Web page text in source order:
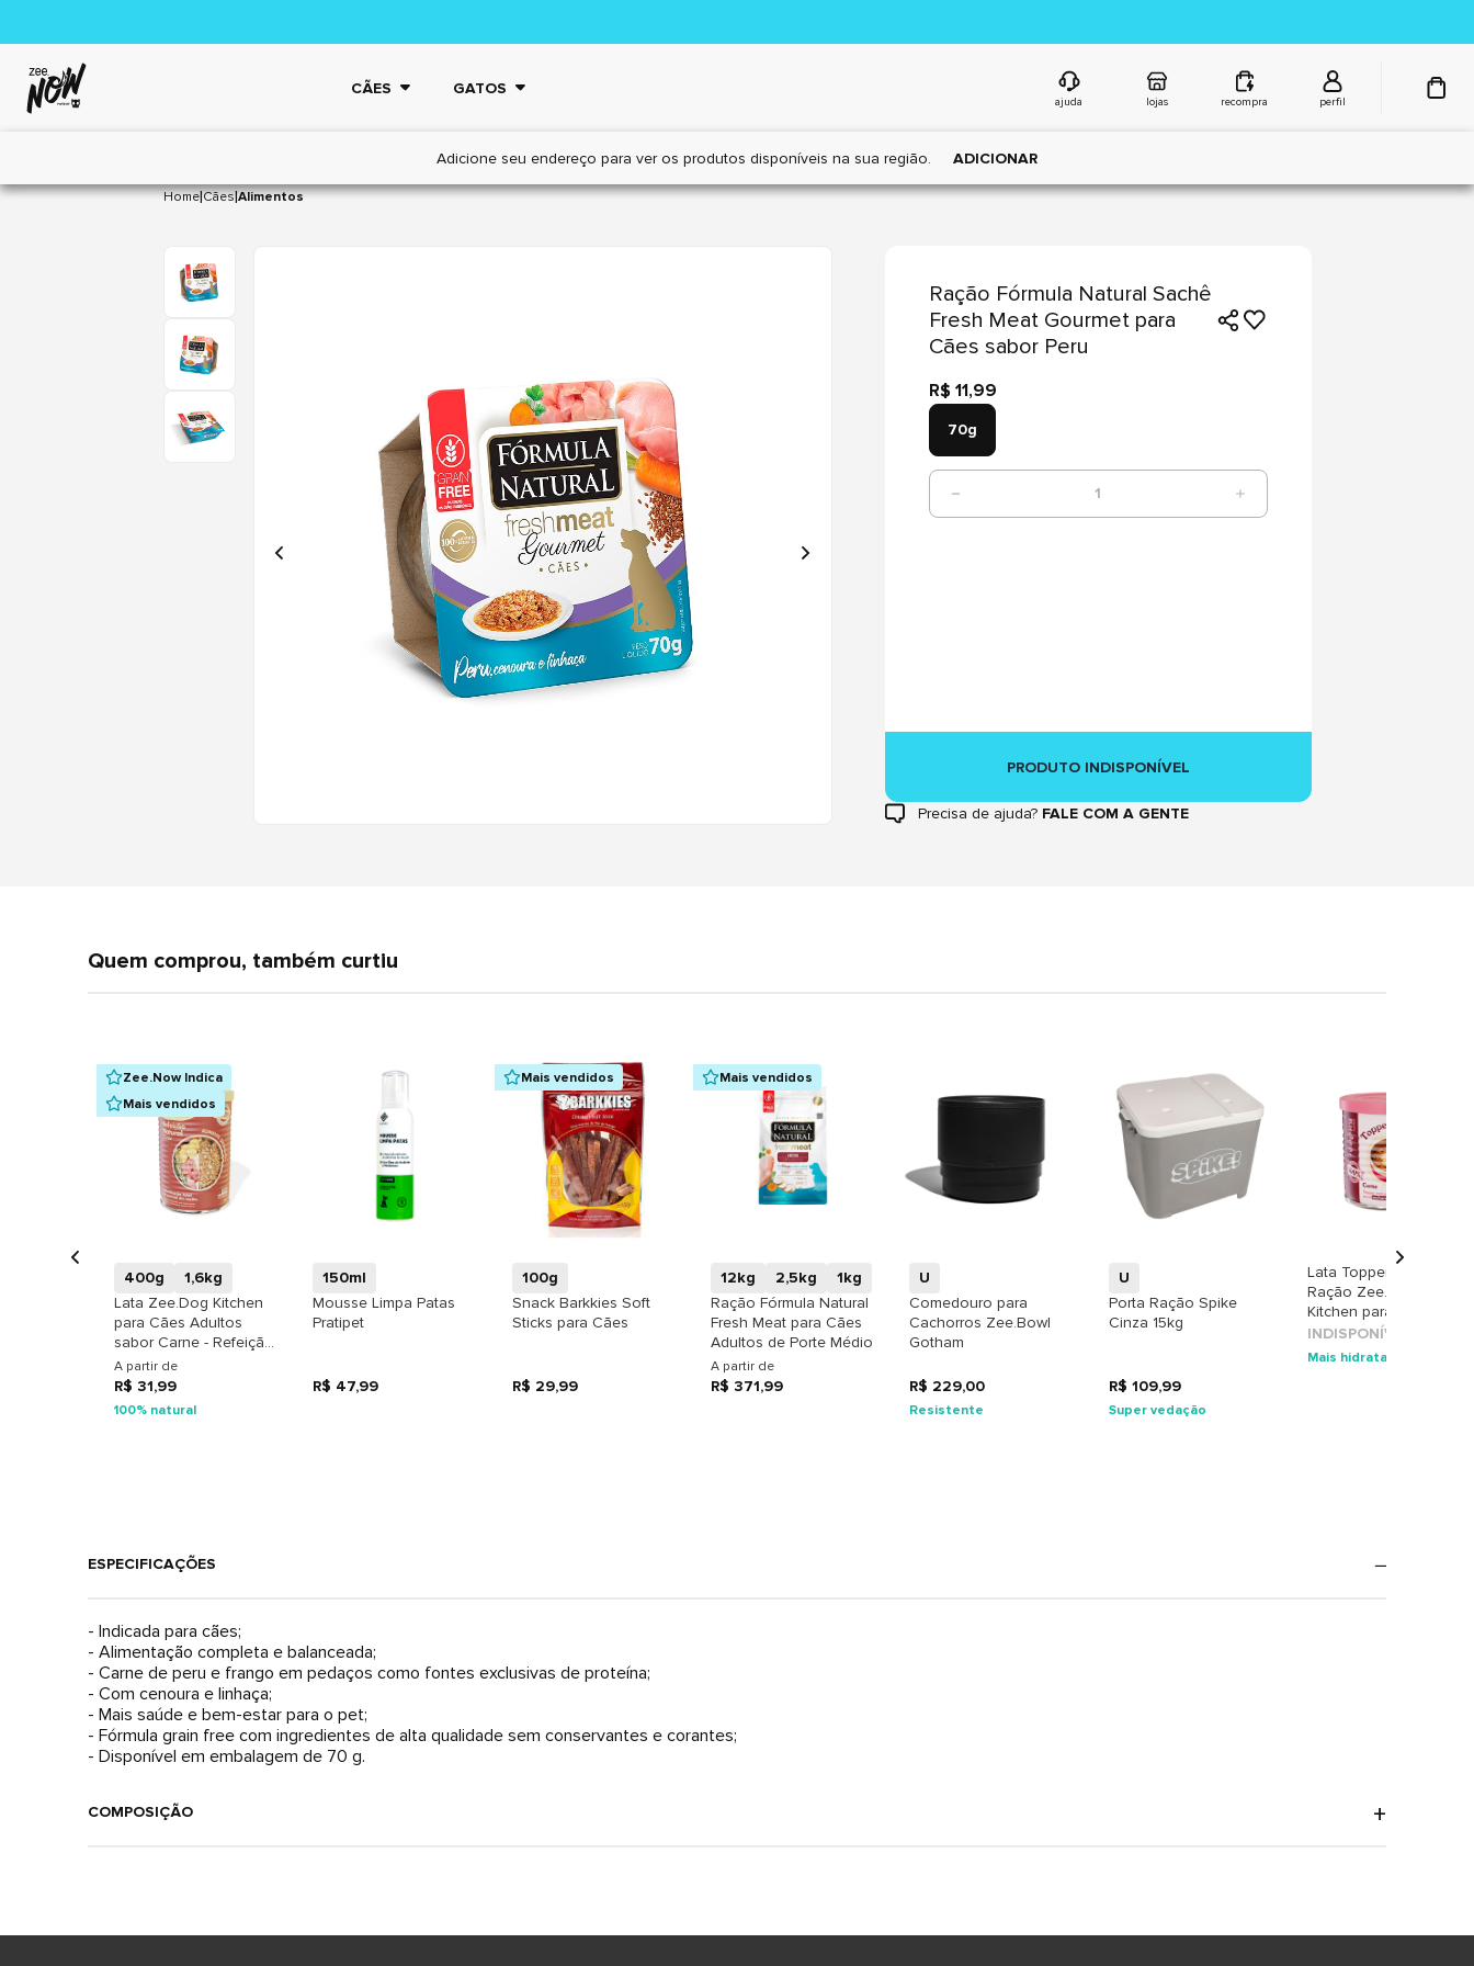
CÃES GATOS
ajuda lojas recompra perfil
Adicione seu endereço para ver os produtos disponíveis na sua região. ADICIONAR
Home|Cães|Alimentos
Ração Fórmula Natural Sachê
Fresh Meat Gourmet para
Cães sabor Peru
R$ 11,99
70g
1
PRODUTO INDISPONÍVEL
Precisa de ajuda? FALE COM A GENTE
Quem comprou, também curtiu
Zee.Now Indica
Mais vendidos
400g
1,6kg
Lata Zee.Dog Kitchen
para Cães Adultos
sabor Carne - Refeição
Natural
A partir de
R$ 31,99
100% natural
150ml
Mousse Limpa Patas
Pratipet
R$ 47,99
Mais vendidos
100g
Snack Barkkies Soft
Sticks para Cães
R$ 29,99
Mais vendidos
12kg 2,5kg
1kg
Ração Fórmula Natural
Fresh Meat para Cães
Adultos de Porte Médio
A partir de
R$ 371,99
U
Comedouro para
Cachorros Zee.Bowl
Gotham
R$ 229,00
Resistente
+
U
Porta Ração Spike
Cinza 15kg
R$ 109,99
Super vedação
Lata Topper para
Ração Zee.Dog
Kitchen para Cães
sabor Carne
INDISPONÍVEL
Mais hidratação
ESPECIFICAÇÕES
- Indicada para cães;
- Alimentação completa e balanceada;
- Carne de peru e frango em pedaços como fontes exclusivas de proteína;
- Com cenoura e linhaça;
- Mais saúde e bem-estar para o pet;
- Fórmula grain free com ingredientes de alta qualidade sem conservantes e corantes;
- Disponível em embalagem de 70 g.
COMPOSIÇÃO